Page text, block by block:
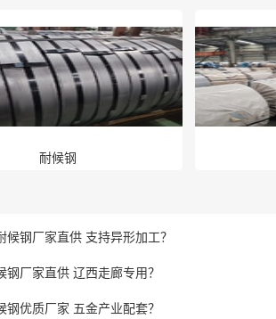
耐候钢
候钢厂家直供 支持异形加工？
钢厂家直供 辽西走廊专用？
钢优质厂家 五金产业配套？